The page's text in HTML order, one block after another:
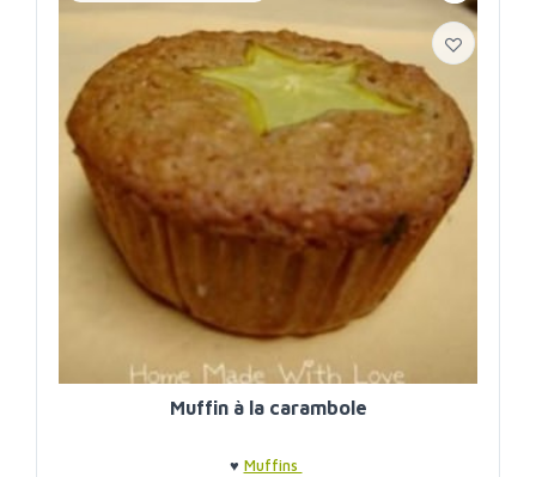
Muffin à la carambole
♥ Muffins